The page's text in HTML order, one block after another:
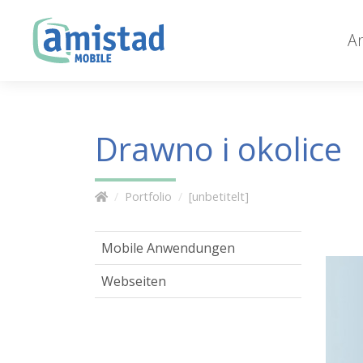
Drawno i okolice
Portfolio [unbetitelt]
Mobile Anwendungen
Webseiten